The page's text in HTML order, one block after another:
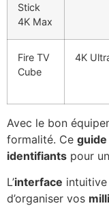
Stick
4K Max
Fire TV
Cube
4K
Avec le bon
formalité. Ce guide
identifiants pour
L’interface
d’organiser vos